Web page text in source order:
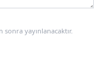
yayınlanacaktır.